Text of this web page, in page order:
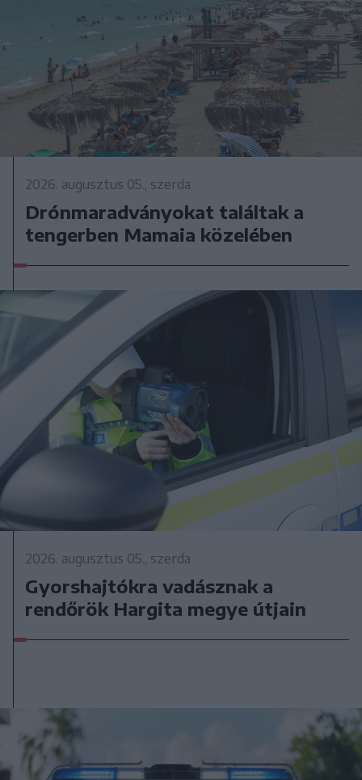
2026. augusztus 05., szerda
Drónmaradványokat találtak a
tengerben Mamaia közelében
2026. augusztus 05., szerda
Gyorshajtókra vadásznak a
rendőrök Hargita megye útjain